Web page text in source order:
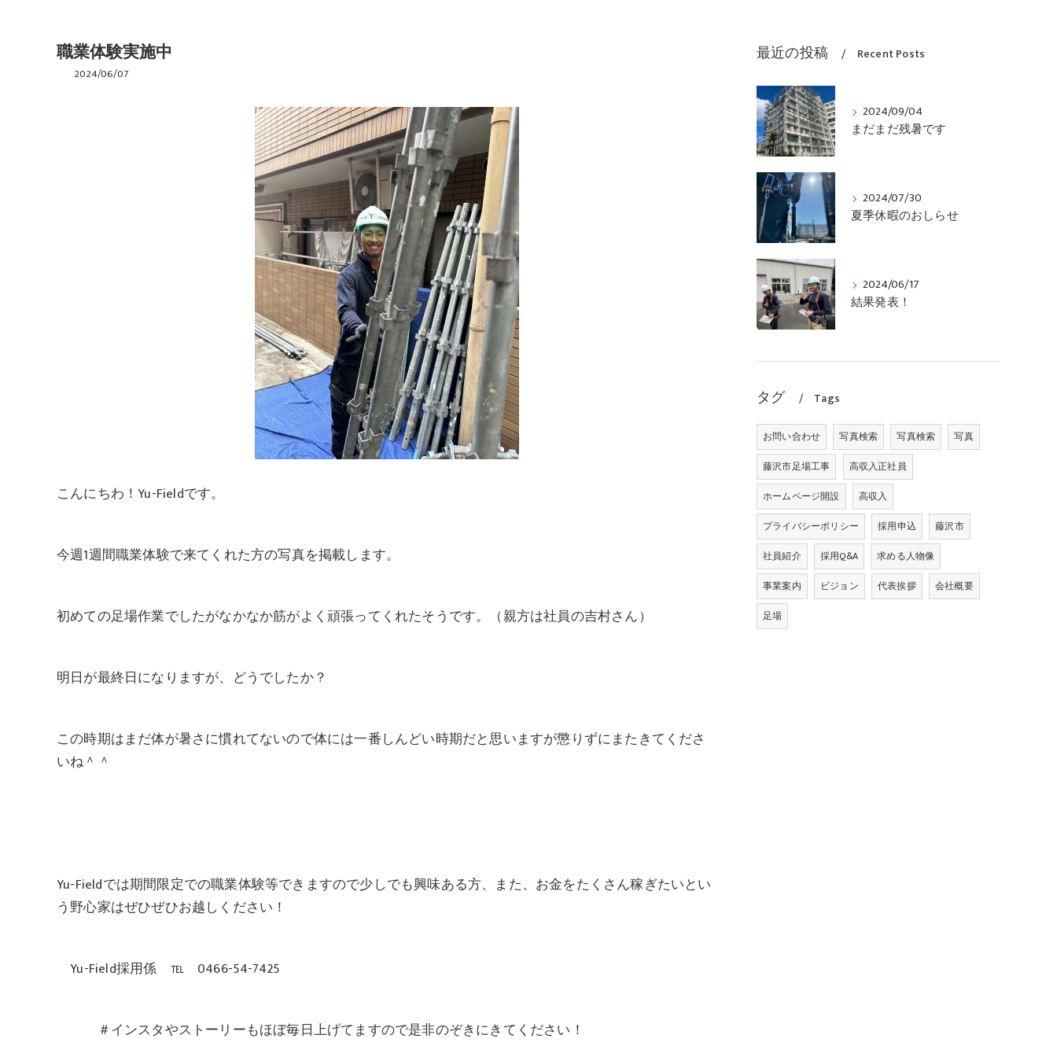
職業体験実施中
2024/06/07
こんにちわ！Yu-Fieldです。
今週1週間職業体験で来てくれた方の写真を掲載します。
初めての足場作業でしたがなかなか筋がよく頑張ってくれたそうです。（親方は社員の吉村さん）
明日が最終日になりますが、どうでしたか？
この時期はまだ体が暑さに慣れてないので体には一番しんどい時期だと思いますが懲りずにまたきてくださ
いね＾＾
Yu-Fieldでは期間限定での職業体験等できますので少しでも興味ある方、また、お金をたくさん稼ぎたいとい
う野心家はぜひぜひお越しください！
Yu-Field採用係 ℡ 0466-54-7425
＃インスタやストーリーもほぼ毎日上げてますので是非のぞきにきてください！
最近の投稿 Recent Posts
2024/09/04
まだまだ残暑です
2024/07/30
夏季休暇のおしらせ
2024/06/17
結果発表！
タグ Tags
お問い合わせ 写真検索 写真検索
写真
藤沢市足場工事
高収入正社員
ホームページ開設
高収入
プライバシーポリシー
採用申込
藤沢市
社員紹介
採用Q&A
求める人物像
事業案内
ビジョン 代表挨拶
会社概要
足場